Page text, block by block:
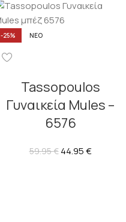
-25% ΝΈΟ
Tassopoulos
Γυναικεία Mules –
6576
59.95€ 44.95€